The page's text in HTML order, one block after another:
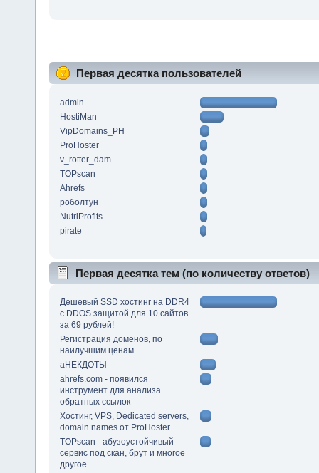
Первая десятка пользователей
admin
HostiMan
VipDomains_PH
ProHoster
v_rotter_dam
TOPscan
Ahrefs
роболтун
NutriProfits
pirate
Первая десятка тем (по количеству ответов)
Дешевый SSD хостинг на DDR4
с DDOS защитой для 10 сайтов
за 69 рублей!
Регистрация доменов, по
наилучшим ценам.
аНЕКДОТЫ
ahrefs.com - появился
инструмент для анализа
обратных ссылок
Хостинг, VPS, Dedicated servers,
domain names от ProHoster
TOPscan - абузоустойчивый
сервис под скан, брут и многое
другое.